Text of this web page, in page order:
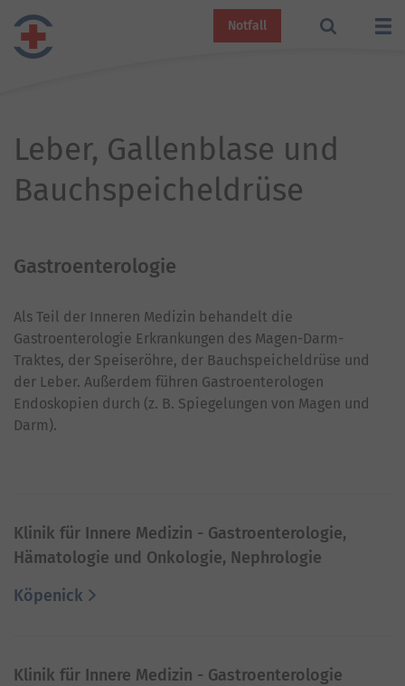
Notfall
Leber, Gallenblase und
Bauchspeicheldrüse
Gastroenterologie
Als Teil der Inneren Medizin behandelt die
Gastroenterologie Erkrankungen des Magen-Darm-
Traktes, der Speiseröhre, der Bauchspeicheldrüse und
der Leber. Außerdem führen Gastroenterologen
Endoskopien durch (z. B. Spiegelungen von Magen und
Darm).
Klinik für Innere Medizin - Gastroenterologie,
Hämatologie und Onkologie, Nephrologie
Köpenick
Klinik für Innere Medizin - Gastroenterologie